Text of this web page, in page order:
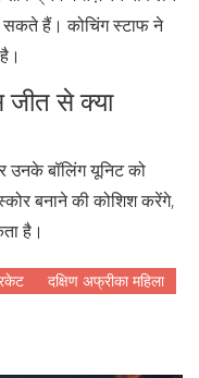
सकते हैं। कोचिंग स्टाफ ने
से क्या
उनके बॉलिंग यूनिट को
बनाने की कोशिश करेंगे,
है।
दक्षिण अफ्रीका महिला